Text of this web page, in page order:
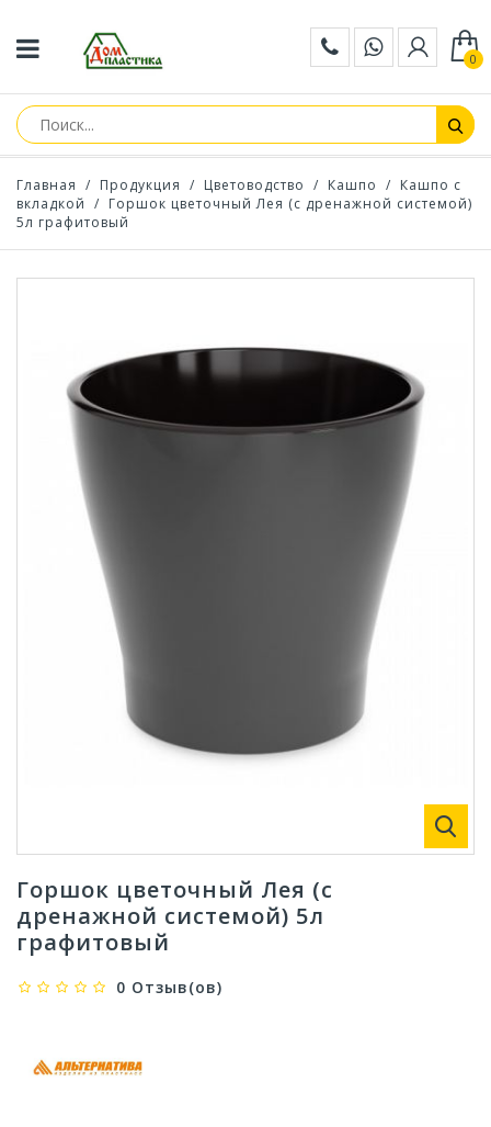
0
Главная / Продукция / Цветоводство / Кашпо / Кашпо с
вкладкой / Горшок цветочный Лея (с дренажной системой)
5л графитовый
Горшок цветочный Лея (с
дренажной системой) 5л
графитовый
0 Отзыв(ов)